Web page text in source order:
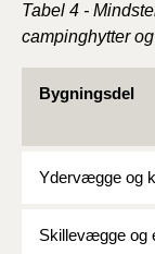
Tabel 4 -
campinghytter
Bygningsdel
Ydervægge og
Skillevægge og